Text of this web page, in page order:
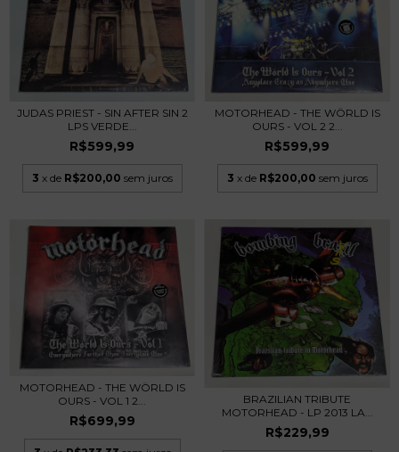
JUDAS PRIEST - SIN AFTER SIN 2
LPS VERDE...
R$599,99
3 x de R$200,00 sem juros
MOTORHEAD - THE WÖRLD IS
OURS - VOL 2 2...
R$599,99
3 x de R$200,00 sem juros
MOTORHEAD - THE WÖRLD IS
OURS - VOL 1 2...
R$699,99
BRAZILIAN TRIBUTE
MOTORHEAD - LP 2013 LA...
R$229,99